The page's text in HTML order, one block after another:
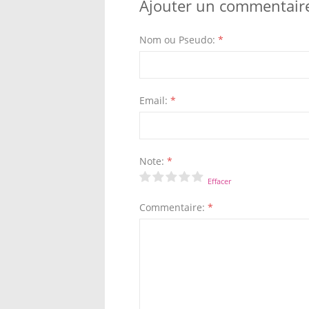
Ajouter un
Nom ou Pseudo: *
Email: *
Note: *
Effacer
Commentaire: *